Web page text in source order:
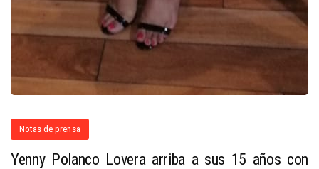
Notas de prensa
Yenny Polanco Lovera arriba a sus 15 años con